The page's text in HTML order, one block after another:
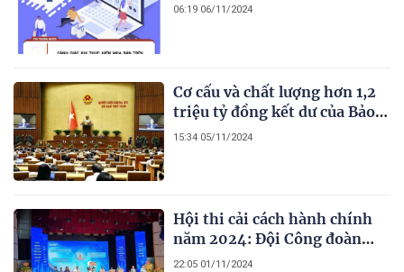
phẩm giá siêu rẻ trên các
06:19 06/11/2024
Cơ cấu và chất lượng hơn 1,2
triệu tỷ đồng kết dư của Bảo
hiểm xã hội đang được sử
15:34 05/11/2024
Hội thi cải cách hành chính
năm 2024: Đội Công đoàn
Viên chức thành phố Cần Thơ
22:05 01/11/2024